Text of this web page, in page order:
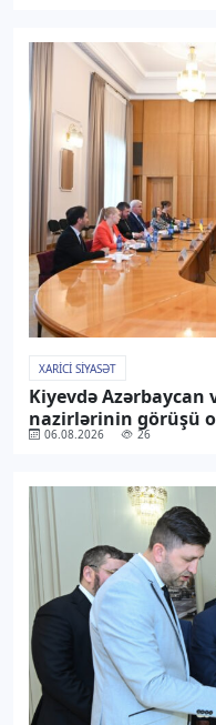
XARICI SIYASƏT
Kiyevdə
nazirlərinin görüşü
06.08.2026 26